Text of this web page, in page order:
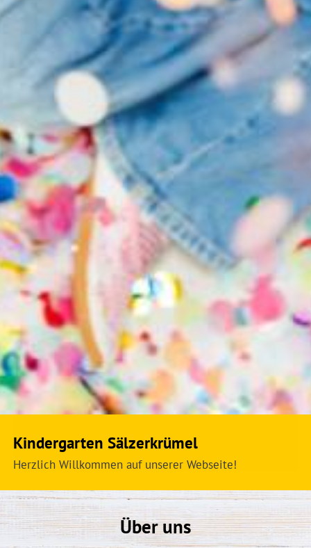
Kindergarten Sälzerkrümel
Herzlich Willkommen auf unserer Webseite!
Über uns